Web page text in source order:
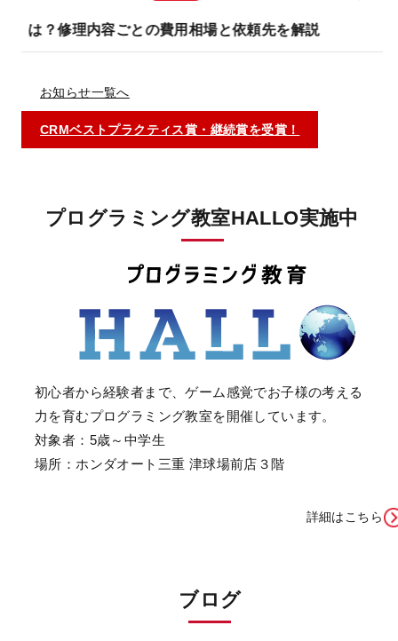
理内容ごとの費用相場と依頼先を解説 鈑金・塗装とは
お知らせ一覧へ
CRMベストプラクティス賞・継続賞を受賞！
プログラミング教室HALLO実施中
初心者から経験者まで、ゲーム感覚でお子様の考える
力を育むプログラミング教室を開催しています。
対象者：5歳～中学生
場所：ホンダオート三重 津球場前店３階
詳細はこちら
ブログ